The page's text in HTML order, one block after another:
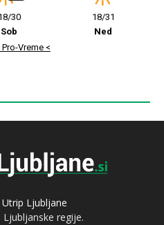
30
Sob
18/31
Ned
Pro-Vreme <
Ljubljane
regije.